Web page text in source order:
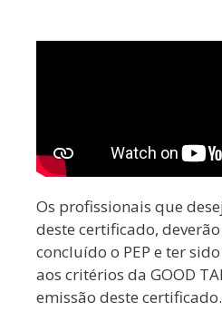
Os profissionais que
deste certificado,
concluído o PEP e ter
aos critérios da GOOD
emissão deste certificado.